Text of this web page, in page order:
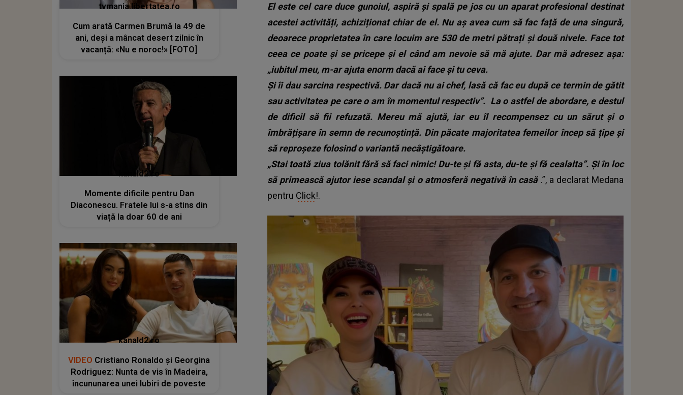
El este cel care duce gunoiul, aspiră și spală pe jos cu un aparat profesional destinat
acestei activități, achiziționat chiar de el. Nu aș avea cum să fac față de una singură,
deoarece proprietatea în care locuim are 530 de metri pătrați și două nivele. Face tot
ceea ce poate și se pricepe și el când am nevoie să mă ajute. Dar mă adresez așa:
„iubitul meu, m-ar ajuta enorm dacă ai face și tu ceva.
Și îi dau sarcina respectivă. Dar dacă nu ai chef, lasă că fac eu după ce termin de gătit
sau activitatea pe care o am în momentul respectiv”. La o astfel de abordare, e destul
de dificil să fii refuzată. Mereu mă ajută, iar eu îl recompensez cu un sărut și o
îmbrățișare în semn de recunoștință. Din păcate majoritatea femeilor încep să țipe și
să reproșeze folosind o variantă necâștigătoare.
„Stai toată ziua tolănit fără să faci nimic! Du-te și fă asta, du-te și fă cealalta”. Și în loc
să primească ajutor iese scandal și o atmosferă negativă în casă .”, a declarat Medana
pentru Click!.
tvmania.libertatea.ro
Cum arată Carmen Brumă la 49 de
ani, deși a mâncat desert zilnic în
vacanță: «Nu e noroc!» [FOTO]
kanald2.ro
Momente dificile pentru Dan
Diaconescu. Fratele lui s-a stins din
viață la doar 60 de ani
kanald2.ro
VIDEO Cristiano Ronaldo și Georgina
Rodriguez: Nunta de vis în Madeira,
încununarea unei Iubiri de poveste